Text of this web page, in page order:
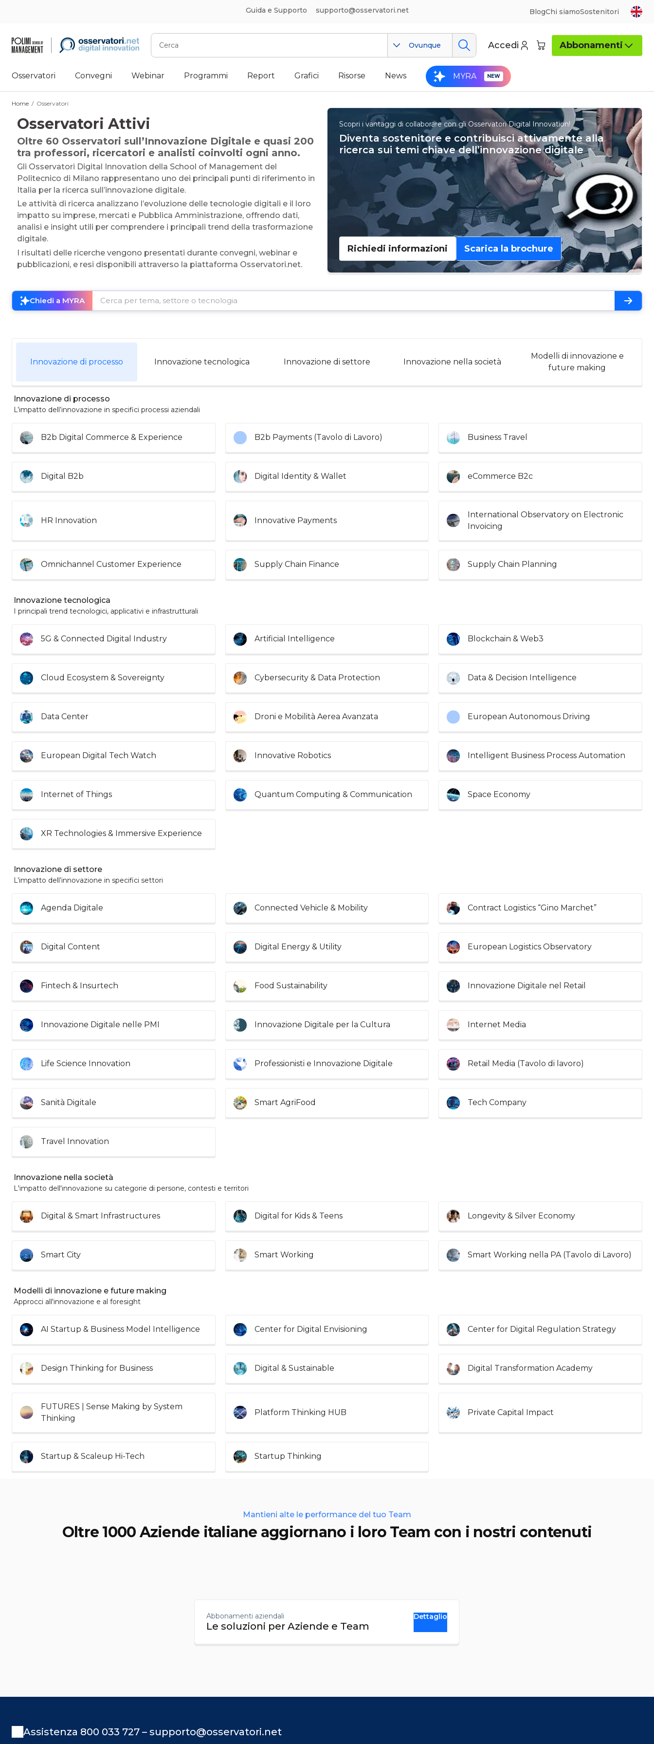
Guida e Supporto supporto@osservatori.net BlogChi siamoSostenitori
Cerca
Ovunque Accedi Abbonamenti
Osservatori Convegni Webinar Programmi Report Grafici Risorse News MYRA
Home / Osservatori
Osservatori Attivi
Oltre 60 Osservatori sull’Innovazione Digitale e quasi 200
tra professori, ricercatori e analisti coinvolti ogni anno.
Gli Osservatori Digital Innovation della School of Management del
Politecnico di Milano rappresentano uno dei principali punti di riferimento in
Italia per la ricerca sull’innovazione digitale.
Le attività di ricerca analizzano l’evoluzione delle tecnologie digitali e il loro
impatto su imprese, mercati e Pubblica Amministrazione, offrendo dati,
analisi e insight utili per comprendere i principali trend della trasformazione
digitale.
I risultati delle ricerche vengono presentati durante convegni, webinar e
pubblicazioni, e resi disponibili attraverso la piattaforma Osservatori.net.
Scopri i vantaggi di collaborare con gli Osservatori Digital Innovation!
Diventa sostenitore e contribuisci attivamente alla
ricerca sui temi chiave dell’innovazione digitale
Richiedi informazioni Scarica la brochure
Chiedi a MYRA
Cerca per tema, settore o tecnologia
Innovazione di processo Innovazione tecnologica Innovazione di settore Innovazione nella società
Modelli di innovazione e
future making
Innovazione di processo
L’impatto dell’innovazione in specifici processi aziendali
B2b Digital Commerce & Experience B2b Payments (Tavolo di Lavoro) Business Travel
Digital B2b Digital Identity & Wallet eCommerce B2c
HR Innovation Innovative Payments
International Observatory on Electronic
Invoicing
Omnichannel Customer Experience Supply Chain Finance Supply Chain Planning
Innovazione tecnologica
I principali trend tecnologici, applicativi e infrastrutturali
5G & Connected Digital Industry Artificial Intelligence Blockchain & Web3
Cloud Ecosystem & Sovereignty Cybersecurity & Data Protection Data & Decision Intelligence
Data Center Droni e Mobilità Aerea Avanzata European Autonomous Driving
European Digital Tech Watch Innovative Robotics Intelligent Business Process Automation
Internet of Things Quantum Computing & Communication Space Economy
XR Technologies & Immersive Experience
Innovazione di settore
L’impatto dell’innovazione in specifici settori
Agenda Digitale Connected Vehicle & Mobility Contract Logistics “Gino Marchet”
Digital Content Digital Energy & Utility European Logistics Observatory
Fintech & Insurtech Food Sustainability Innovazione Digitale nel Retail
Innovazione Digitale nelle PMI Innovazione Digitale per la Cultura Internet Media
Life Science Innovation Professionisti e Innovazione Digitale Retail Media (Tavolo di lavoro)
Sanità Digitale Smart AgriFood Tech Company
Travel Innovation
Innovazione nella società
L'impatto dell'innovazione su categorie di persone, contesti e territori
Digital & Smart Infrastructures Digital for Kids & Teens Longevity & Silver Economy
Smart City Smart Working Smart Working nella PA (Tavolo di Lavoro)
Modelli di innovazione e future making
Approcci all'innovazione e al foresight
AI Startup & Business Model Intelligence Center for Digital Envisioning Center for Digital Regulation Strategy
Design Thinking for Business Digital & Sustainable Digital Transformation Academy
FUTURES | Sense Making by System
Thinking
Platform Thinking HUB Private Capital Impact
Startup & Scaleup Hi-Tech Startup Thinking
Mantieni alte le performance del tuo Team
Oltre 1000 Aziende italiane aggiornano i loro Team con i nostri contenuti
Abbonamenti aziendali
Le soluzioni per Aziende e Team
Dettaglio
Assistenza 800 033 727 – supporto@osservatori.net